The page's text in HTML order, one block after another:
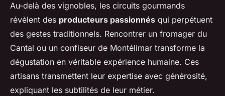
Au-delà des vignobles, les circuits gourmands
révèlent des producteurs passionnés qui perpétuent
des gestes traditionnels. Rencontrer un fromager du
Cantal ou un confiseur de Montélimar transforme la
dégustation en véritable expérience humaine. Ces
artisans transmettent leur expertise avec générosité,
expliquant les subtilités de leur métier.